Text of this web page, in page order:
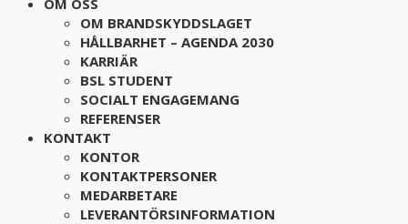
OM OSS
OM BRANDSKYDDSLAGET
HÅLLBARHET – AGENDA 2030
KARRIÄR
BSL STUDENT
SOCIALT ENGAGEMANG
REFERENSER
KONTAKT
KONTOR
KONTAKTPERSONER
MEDARBETARE
LEVERANTÖRSINFORMATION